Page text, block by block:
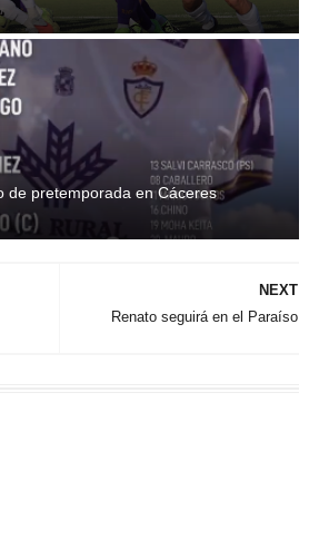
de pretemporada en Cáceres
NEXT
Renato seguirá en el Paraíso